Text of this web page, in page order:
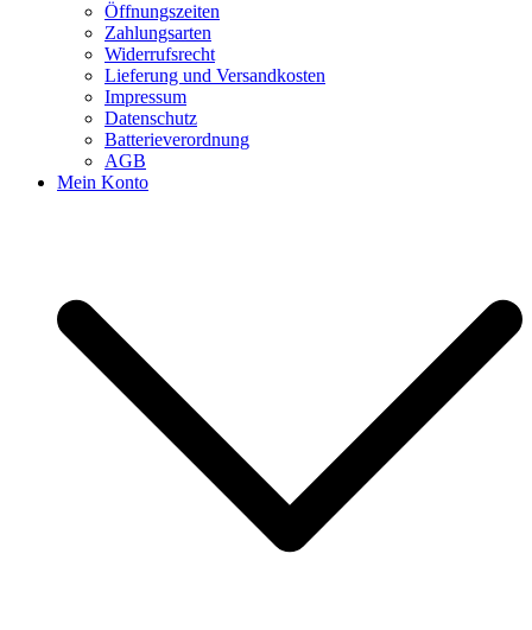
Öffnungszeiten
Zahlungsarten
Widerrufsrecht
Lieferung und Versandkosten
Impressum
Datenschutz
Batterieverordnung
AGB
Mein Konto